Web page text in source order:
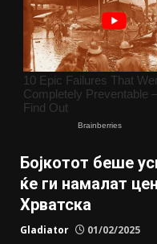
Бојкотот беше
ќе ги намалат
Хрватска
Gladiator 01/02/2025